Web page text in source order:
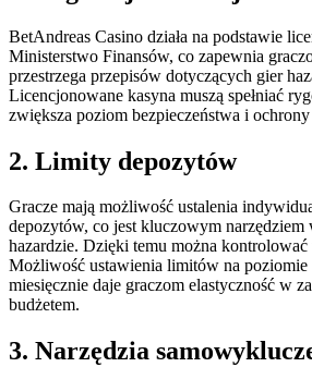
BetAndreas Casino działa na podstawie
Ministerstwo Finansów, co zapewnia
przestrzega przepisów dotyczących gier
Licencjonowane kasyna muszą spełniać
zwiększa poziom bezpieczeństwa i ochrony
2. Limity depozytów
Gracze mają możliwość ustalenia
depozytów, co jest kluczowym
hazardzie. Dzięki temu można
Możliwość ustawienia limitów na
miesięcznie daje graczom elastyczność w
budżetem.
3. Narzędzia